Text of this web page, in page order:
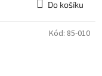
Do košíku
Kód: 85-010